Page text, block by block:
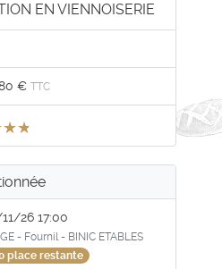
EN VIENNOISERIE
€TTC
26 17:00
- Fournil - BINIC ETABLES
place restante